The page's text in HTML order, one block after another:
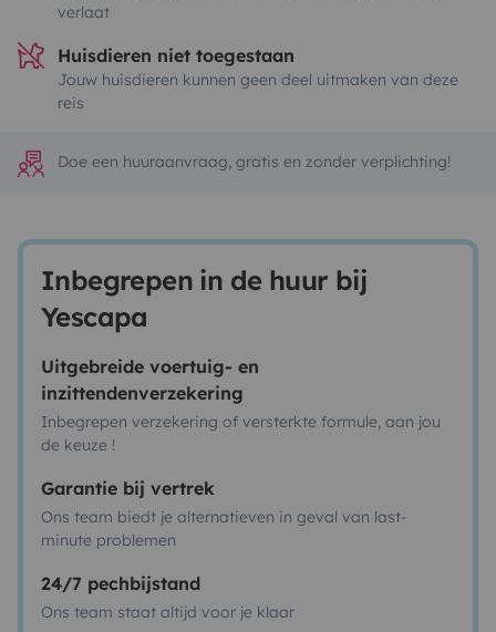
verlaat
Huisdieren niet toegestaan
Jouw huisdieren kunnen geen deel uitmaken van deze
reis
Doe een huuraanvraag, gratis en zonder verplichting!
Inbegrepen in de huur bij
Yescapa
Uitgebreide voertuig- en
inzittendenverzekering
Inbegrepen verzekering of versterkte formule, aan jou
de keuze !
Garantie bij vertrek
Ons team biedt je alternatieven in geval van last-
minute problemen
24/7 pechbijstand
Ons team staat altijd voor je klaar